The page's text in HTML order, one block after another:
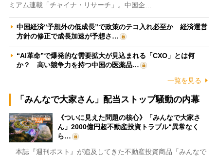
ミアム連載「チャイナ・リサーチ」。中国企…
中国経済“予想外の低成長”で政策のテコ入れ必至か 経済運営
方針の修正で成長加速が予想さ…
“AI革命”で爆発的な需要拡大が見込まれる「CXO」とは何
か？ 高い競争力を持つ中国の医薬品…
一覧を見る
「みんなで大家さん」配当ストップ騒動の内幕
《ついに見えた問題の核心》「みんなで大家さ
ん」2000億円超不動産投資トラブル“異常なく
ら…
本誌『週刊ポスト』が追及してきた不動産投資商品「みんなで